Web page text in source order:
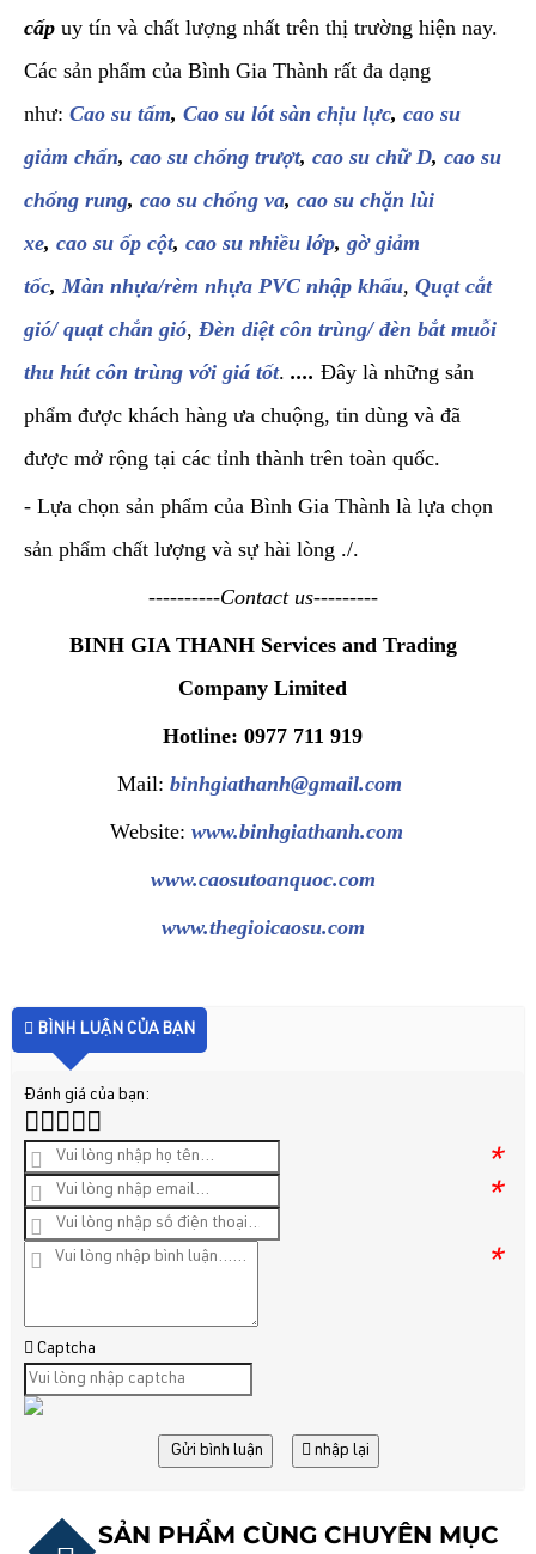
cấp uy tín và chất lượng nhất trên thị trường hiện nay.
Các sản phẩm của Bình Gia Thành rất đa dạng
như: Cao su tấm, Cao su lót sàn chịu lực, cao su
giảm chấn, cao su chống trượt, cao su chữ D, cao su
chống rung, cao su chống va, cao su chặn lùi
xe, cao su ốp cột, cao su nhiều lớp, gờ giảm
tốc, Màn nhựa/rèm nhựa PVC nhập khẩu, Quạt cắt
gió/ quạt chắn gió, Đèn diệt côn trùng/ đèn bắt muỗi
thu hút côn trùng với giá tốt. .... Đây là những sản
phẩm được khách hàng ưa chuộng, tin dùng và đã
được mở rộng tại các tỉnh thành trên toàn quốc.
- Lựa chọn sản phẩm của Bình Gia Thành là lựa chọn
sản phẩm chất lượng và sự hài lòng ./.
----------Contact us---------
BINH GIA THANH Services and Trading
Company Limited
Hotline: 0977 711 919
Mail:binhgiathanh@gmail.com
Website:www.binhgiathanh.com
www.caosutoanquoc.com
www.thegioicaosu.com
BÌNH LUẬN CỦA BẠN
Đánh giá của bạn:
*
*
*
Captcha
Gửi bình luận nhập lại
SẢN PHẨM CÙNG CHUYÊN MỤC